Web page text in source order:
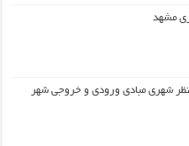
مشهد
شهری مبادی ورودی و خروجی شهر